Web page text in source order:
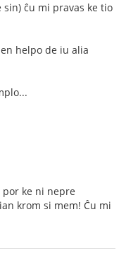
sin) ĉu mi pravas ke tio
helpo de iu alia
ke ni nepre
krom si mem! Ĉu mi